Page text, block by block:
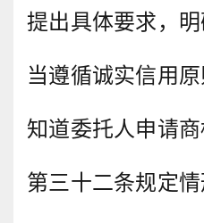
提出具体要求，
当遵循诚实信用
知道委托人申请
第三十二条规定